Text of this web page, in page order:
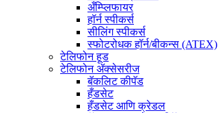
अँम्प्लिफायर
हॉर्न स्पीकर्स
सीलिंग स्पीकर्स
स्फोटरोधक हॉर्न/बीकन्स (ATEX)
टेलिफोन हूड
टेलिफोन ॲक्सेसरीज
बॅकलिट कीपॅड
हँडसेट
हँडसेट आणि क्रेडल